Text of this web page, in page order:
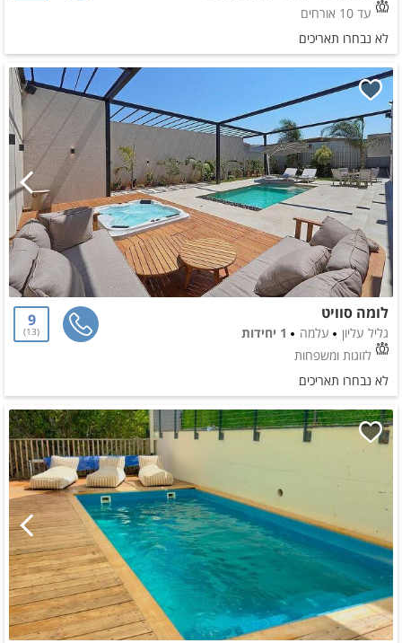
עד 10 אורחים
לא נבחרו תאריכים
לומה סוויט
גליל עליון עלמה
1 יחידות
לזוגות ומשפחות
9
13
לא נבחרו תאריכים